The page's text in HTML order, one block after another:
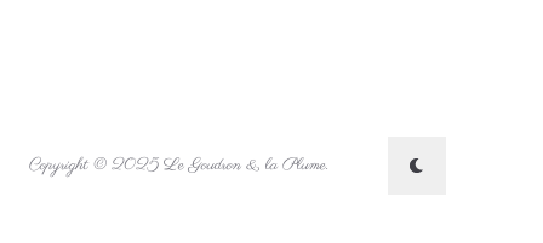
Copyright © 2025 Le Goudron & la Plume.